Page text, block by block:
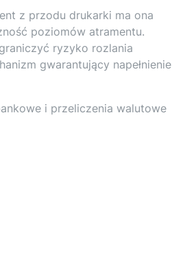
z przodu drukarki ma ona
poziomów atramentu.
ryzyko rozlania
gwarantujący napełnienie
i przeliczenia walutowe